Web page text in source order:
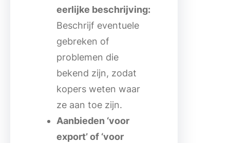
eerlijke beschrijving:
Beschrijf eventuele
gebreken of
problemen die
bekend zijn, zodat
kopers weten waar
ze aan toe zijn.
Aanbieden ‘voor
export’ of ‘voor